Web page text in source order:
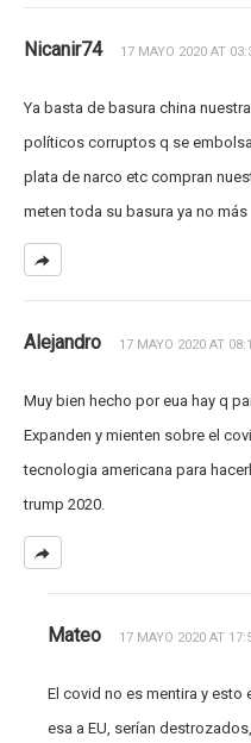
Nicanir74 17 MAYO 2020 AT
Ya basta de basura china
políticos corruptos q se
plata de narco etc compran
meten toda su basura ya no más
Alejandro 17 MAYO 2020 AT
Muy bien hecho por eua hay q
Expanden y mienten sobre el
tecnologia americana para
trump 2020.
Mateo 17 MAYO 2020 AT
El covid no es mentira y esto
esa a EU, serían